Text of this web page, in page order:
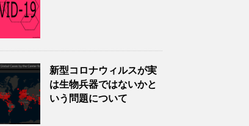
新型コロナウィルスが実
は生物兵器ではないかと
いう問題について